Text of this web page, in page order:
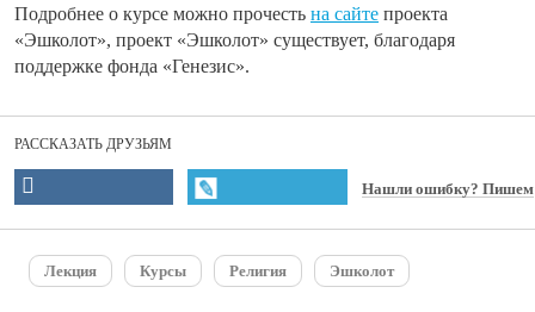
Подробнее о курсе можно прочесть на сайте проекта
«Эшколот», проект «Эшколот» существует, благодаря
поддержке фонда «Генезис».
РАССКАЗАТЬ ДРУЗЬЯМ
Нашли ошибку? Пишем
Лекция Курсы Религия Эшколот